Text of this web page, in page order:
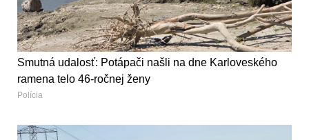
Smutná udalosť: Potápači našli na dne Karloveského
ramena telo 46-ročnej ženy
Polícia